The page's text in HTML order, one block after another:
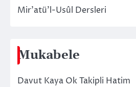
Mir’atü’l-Usûl Dersleri
Mukabele
Davut Kaya Ok Takipli Hatim